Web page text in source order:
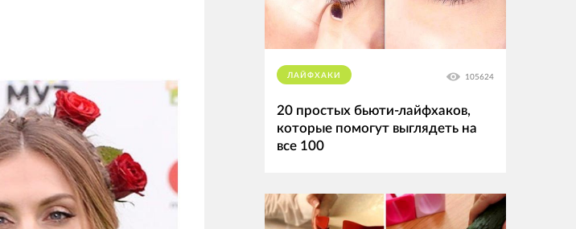
ЛАЙФХАКИ 105624
20 простых бьюти-лайфхаков,
которые помогут выглядеть на
все 100